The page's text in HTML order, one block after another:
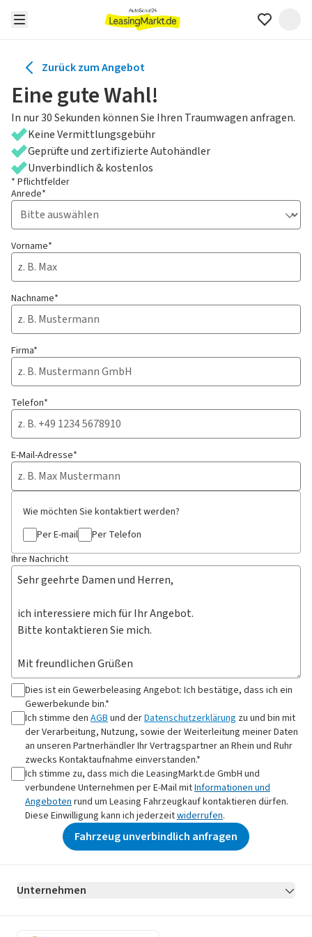
Zurück zum Angebot
Eine gute Wahl!
In nur 30 Sekunden können Sie Ihren Traumwagen anfragen.
Keine Vermittlungsgebühr
Geprüfte und zertifizierte Autohändler
Unverbindlich & kostenlos
* Pflichtfelder
Anrede*
Vorname*
Nachname*
Firma*
Telefon*
E-Mail-Adresse*
Wie möchten Sie kontaktiert werden?
Per E-mail
Per Telefon
Ihre Nachricht
Dies ist ein Gewerbeleasing Angebot: Ich bestätige, dass ich ein
Gewerbekunde bin.*
Ich stimme den AGBund derDatenschutzerklärung zu und bin mit
der Verarbeitung, Nutzung, sowie der Weiterleitung meiner Daten
an unseren Partnerhändler Ihr Vertragspartner an Rhein und Ruhr
zwecks Kontaktaufnahme einverstanden.*
Ich stimme zu, dass mich die LeasingMarkt.de GmbH und
verbundene Unternehmen per E-Mail mitInformationen und
Angebotenrund um Leasing Fahrzeugkauf kontaktieren dürfen.
Diese Einwilligung kann ich jederzeitwiderrufen.
Fahrzeug unverbindlich anfragen
Unternehmen